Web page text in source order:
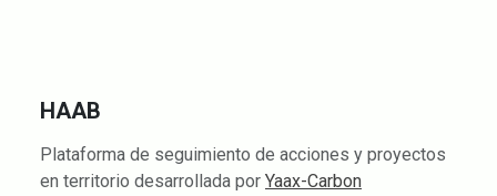
HAAB
Plataforma de seguimiento de acciones y proyectos
en territorio desarrollada por Yaax-Carbon